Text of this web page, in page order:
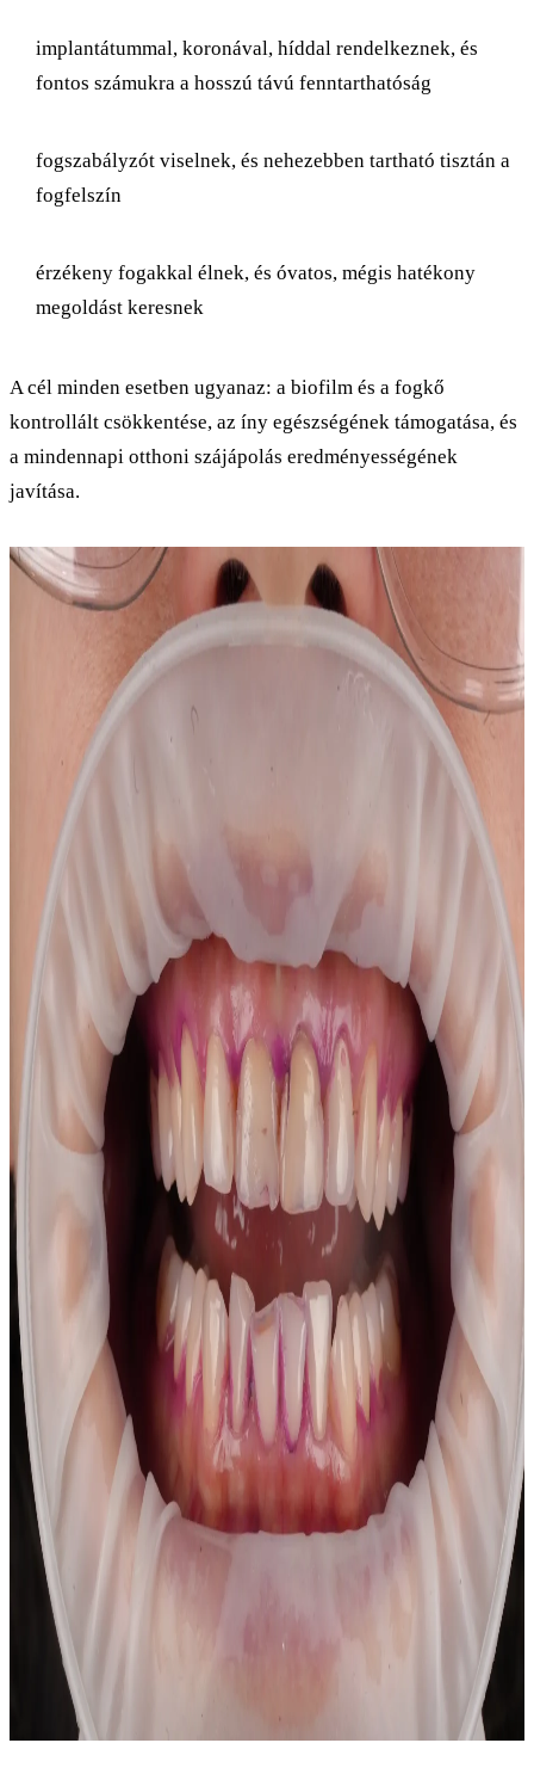
implantátummal, koronával, híddal rendelkeznek, és
fontos számukra a hosszú távú fenntarthatóság
fogszabályzót viselnek, és nehezebben tartható tisztán a
fogfelszín
érzékeny fogakkal élnek, és óvatos, mégis hatékony
megoldást keresnek
A cél minden esetben ugyanaz: a biofilm és a fogkő
kontrollált csökkentése, az íny egészségének támogatása, és
a mindennapi otthoni szájápolás eredményességének
javítása.